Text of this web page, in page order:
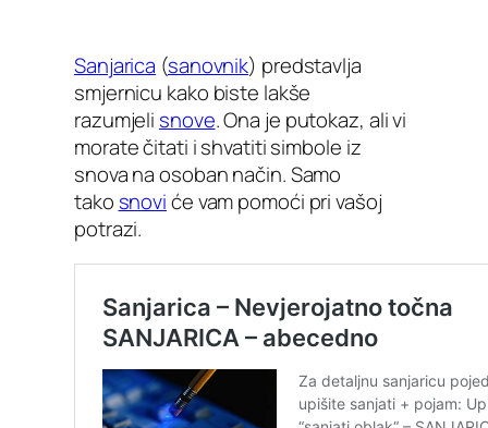
Sanjarica (sanovnik) predstavlja
smjernicu kako biste lakše
razumjeli snove. Ona je putokaz, ali vi
morate čitati i shvatiti simbole iz
snova na osoban način. Samo
tako snoviće vam pomoći pri vašoj
potrazi.